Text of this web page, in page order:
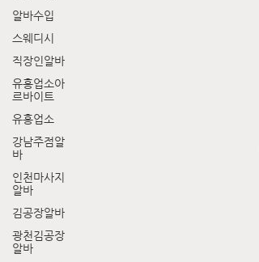
알바수입
스웨디시
직장인알바
유흥업소아
르바이트
유흥업소
강남주점알
바
인천마사지
알바
김공장알바
광천김공장
알바